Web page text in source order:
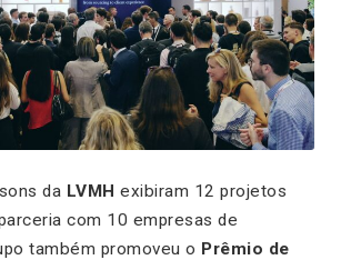
da LVMH exibiram 12 projetos
com 10 empresas de
também promoveu o Prêmio de